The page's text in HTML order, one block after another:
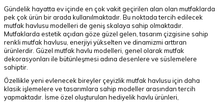
Gündelik hayatta ev içinde en çok vakit geçirilen alan olan mutfaklarda
pek çok ürün bir arada kullanılmaktadır. Bu noktada tercih edilecek
mutfak havlusu modelleri de geniş skalaya sahip olmaktadır.
Mutfaklarda estetik açıdan göze güzel gelen, tasarım çizgisine sahip
renkli mutfak havlusu, enerjiyi yükselten ve dinamizmi arttıran
ürünlerdir. Güzel mutfak havlu modelleri, genel olarak mutfak
dekorasyonları ile bütünleşmesi adına desenlere ve süslemelere
sahiptir.
Özellikle yeni evlenecek bireyler çeyizlik mutfak havlusu için daha
klasik işlemelere ve tasarımlara sahip modeller arasından tercih
yapmaktadır. İsme özel oluşturulan hediyelik havlu ürünleri,